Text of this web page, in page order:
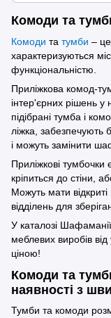
Комоди та
Комоди та тумби –
характеризуються
функціональністю.
Приліжкова комод-
інтер'єрних рішень
підібрані тумба і
ліжка, забезпечують
і можуть замінити
Приліжкові
кріпиться до стіни,
Можуть мати відкриті
відділень для
У каталозі
меблевих виробів
ціною!
Комоди та
наявності з
Тумби та комоди